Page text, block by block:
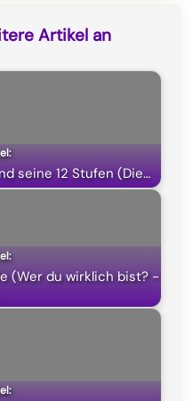
Artikel an
seine 12 Stufen (Die…
(Wer du wirklich bist? -